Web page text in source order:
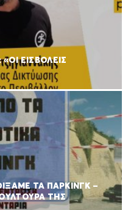
ΕΙΣΒΟΛΕΙΣ
ΤΑ ΠΆΡΚΙΝΓΚ –
ΤΗΣ